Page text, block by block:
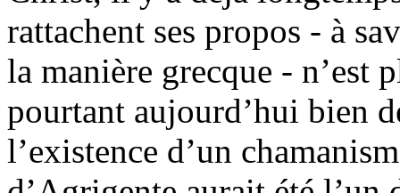
rattachent ses propos - à
la manière grecque - n’est
pourtant aujourd’hui bien
l’existence d’un